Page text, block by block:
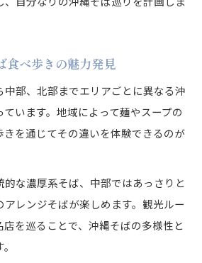
食べ歩きの魅力発見
部、北部までエリアごとに異なる沖
います。地域によって麺やスープの
を通じてその違いを体験できるのが
な濃厚系そば、中部ではあっさりと
アレンジそばが楽しめます。観光ルー
店を巡ることで、沖縄そばの多様性と